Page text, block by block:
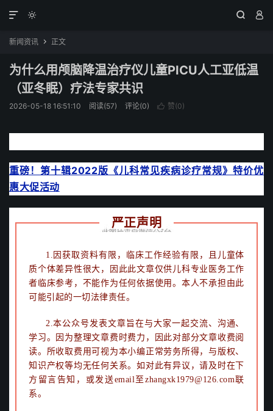
  

新闻资讯  正文
为什么用颅脑降温治疗仪儿童PICU人工亚低温
（亚冬眠）疗法专家共识
2026-05-18 16:51:10 阅读(57) 评论(0)  赞(0)
重磅！第十辑2022版《儿科常见疾病诊疗常规》特价优
惠大促活动
严正声明
1.因获取资料有限，临床工作经验有限，且儿童体
质个体差异性很大，因此此文章仅供儿科专业医务工作
者临床参考，不能作为任何依据使用。本人不承担由此
可能引起的一切法律责任。
2.本公众号发表文章旨在与大家一起交流、沟通、
学习。因为整理文章费时费力，因此对部分文章收费阅
读。所收取费用可视为本小编正常劳务所得，与版权、
知识产权等均无任何关系。如对此有异议，请及时在下
方留言告知，或发送email至zhangxk1979@126.com联
系。